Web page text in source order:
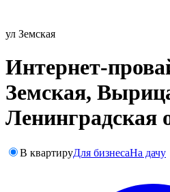
ул Земская
Интернет-
Земская,
Ленинградская
В квартируДля бизнесаНа дачу